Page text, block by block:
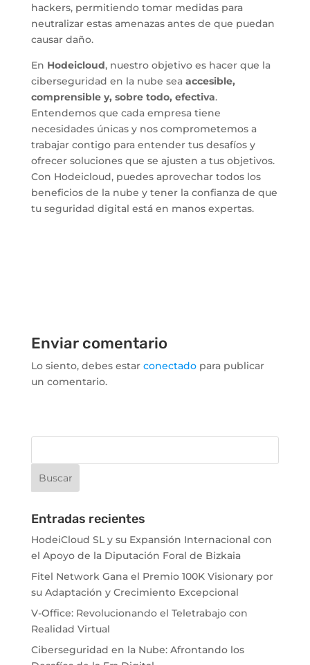
hackers, permitiendo tomar medidas para
neutralizar estas amenazas antes de que puedan
causar daño.
En Hodeicloud, nuestro objetivo es hacer que la
ciberseguridad en la nube sea accesible,
comprensible y, sobre todo, efectiva.
Entendemos que cada empresa tiene
necesidades únicas y nos comprometemos a
trabajar contigo para entender tus desafíos y
ofrecer soluciones que se ajusten a tus objetivos.
Con Hodeicloud, puedes aprovechar todos los
beneficios de la nube y tener la confianza de que
tu seguridad digital está en manos expertas.
Enviar comentario
Lo siento, debes estar conectadopara publicar
un comentario.
Entradas recientes
HodeiCloud SL y su Expansión Internacional con
el Apoyo de la Diputación Foral de Bizkaia
Fitel Network Gana el Premio 100K Visionary por
su Adaptación y Crecimiento Excepcional
V-Office: Revolucionando el Teletrabajo con
Realidad Virtual
Ciberseguridad en la Nube: Afrontando los